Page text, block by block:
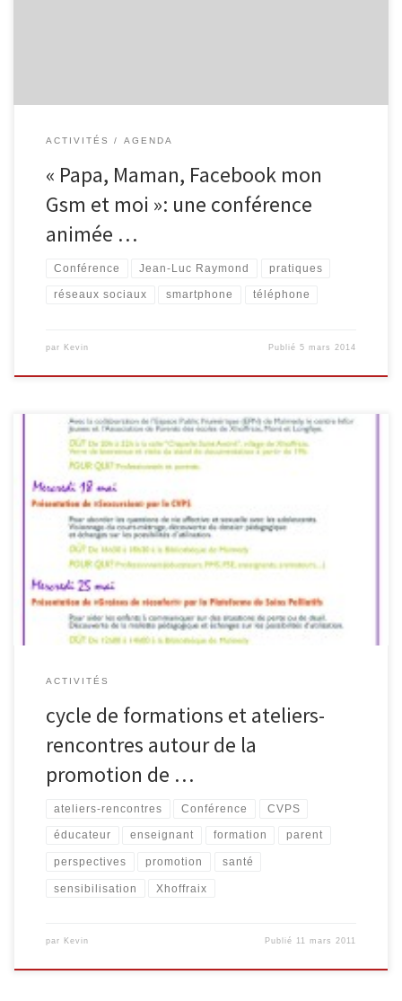
ACTIVITÉS AGENDA
« Papa, Maman, Facebook mon
Gsm et moi »: une conférence
animée …
Conférence Jean-Luc Raymond pratiques
réseaux sociaux smartphone téléphone
par Kevin Publié5 mars 2014
Conférence : «Être parents, éducateurs, enseignants à l’ère des
NTIC (nouvelles technologies de l’information et de la
communication)» par Jérôme Gherroucha (psychologue et
criminologue) et Éric Willems (psychopédagogue) Mise en
perspective des risques mais aussi des bénéfices que peuvent
représenter les nouveaux médias. Avec la collaboration de
l’Espace Public Numérique […]
ACTIVITÉS
cycle de formations et ateliers-
rencontres autour de la
promotion de …
ateliers-rencontres Conférence CVPS
éducateur enseignant formation parent
perspectives promotion santé
sensibilisation Xhoffraix
par Kevin Publié 11 mars 2011